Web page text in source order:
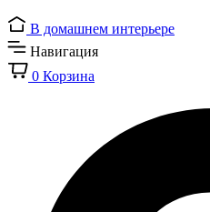
В домашнем интерьере
Навигация
0 Корзина